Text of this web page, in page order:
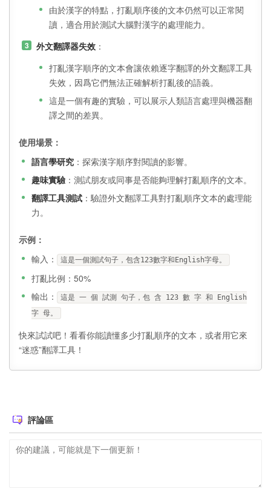
由於漢字的特點，打亂順序後的文本仍然可以正常閱
讀，適合用於測試大腦對漢字的處理能力。
外文翻譯器失效 ：
打亂漢字順序的文本會讓依賴逐字翻譯的外文翻譯工具
失效，因爲它們無法正確解析打亂後的語義。
這是一個有趣的實驗，可以展示人類語言處理與機器翻
譯之間的差異。
使用場景：
語言學研究 ：探索漢字順序對閱讀的影響。
趣味實驗 ：測試朋友或同事是否能夠理解打亂順序的文本。
翻譯工具測試 ：驗證外文翻譯工具對打亂順序文本的處理能
力。
示例：
輸入：
這是一個測試句子，包含123數字和English字母。
打亂比例：50%
輸出：
這是 一 個 試測 句子，包 含 123 數 字 和 English
字 母。
快來試試吧！看看你能讀懂多少打亂順序的文本，或者用它來
“迷惑”翻譯工具！
評論區